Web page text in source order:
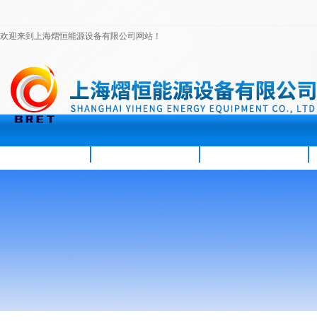
欢迎来到上海熠恒能源设备有限公司网站！